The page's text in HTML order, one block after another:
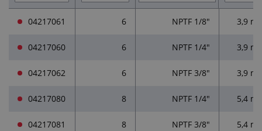
04217061 6 NPTF 1/8" 3,9
04217060 6 NPTF 1/4" 3,9
04217062 6 NPTF 3/8" 3,9
04217080 8 NPTF 1/4" 5,4
04217081 8 NPTF 3/8" 5,4